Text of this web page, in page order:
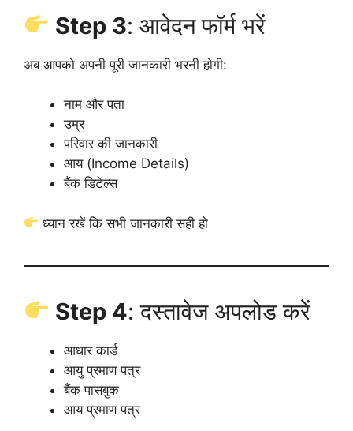
Step 3: आवेदन फॉर्म भरें
अब आपको अपनी पूरी जानकारी भरनी होगी:
नाम और पता
उम्र
परिवार की जानकारी
आय (Income Details)
बैंक डिटेल्स
ध्यान रखें कि सभी जानकारी सही हो
Step 4: दस्तावेज अपलोड करें
आधार कार्ड
आयु प्रमाण पत्र
बैंक पासबुक
आय प्रमाण पत्र